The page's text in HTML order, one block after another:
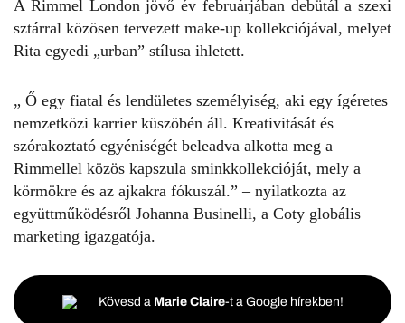
A Rimmel London jövő év februárjában debütál a szexi
sztárral közösen tervezett make-up kollekciójával, melyet
Rita egyedi „urban” stílusa ihletett.
„ Ő egy fiatal és lendületes személyiség, aki egy ígéretes
nemzetközi karrier küszöbén áll. Kreativitását és
szórakoztató egyéniségét beleadva alkotta meg a
Rimmellel közös kapszula sminkkollekcióját, mely a
körmökre és az ajkakra fókuszál.” – nyilatkozta az
együttműködésről Johanna Businelli, a Coty globális
marketing igazgatója.
Kövesd a Marie Claire-t a Google hírekben!